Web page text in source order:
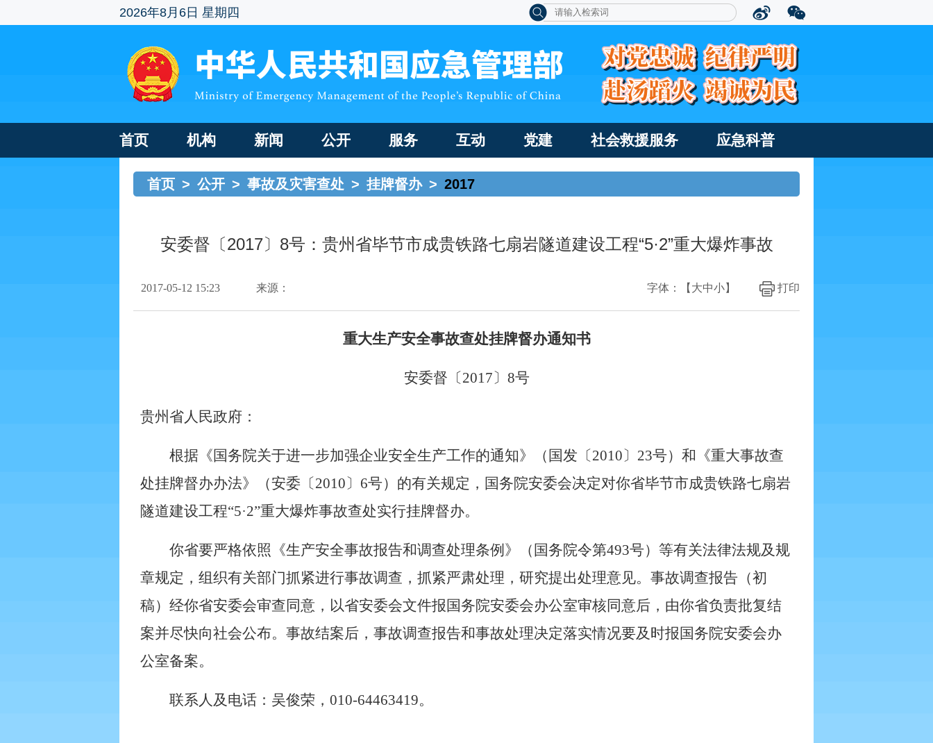
2026年8月6日 星期四
首页 机构 新闻 公开 服务 互动 党建 社会救援服务 应急科普
首页 > 公开 > 事故及灾害查处 > 挂牌督办 > 2017
安委督〔2017〕8号：贵州省毕节市成贵铁路七扇岩隧道建设工程“5·2”重大爆炸事故
2017-05-12 15:23 来源： 打印
字体：【 大中小】
重大生产安全事故查处挂牌督办通知书
安委督〔2017〕 8号
贵州省人民政府：
根据《国务院关于进一步加强企业安全生产工作的通知》（国发〔2010〕 23号）和《重大事故查
处挂牌督办办法》（安委〔2010〕 6号）的有关规定，国务院安委会决定对你省毕节市成贵铁路七扇岩
隧道建设工程“5·2”重大爆炸事故查处实行挂牌督办。
你省要严格依照《生产安全事故报告和调查处理条例》（国务院令第493号）等有关法律法规及规
章规定，组织有关部门抓紧进行事故调查，抓紧严肃处理，研究提出处理意见。事故调查报告（初
稿）经你省安委会审查同意，以省安委会文件报国务院安委会办公室审核同意后，由你省负责批复结
案并尽快向社会公布。事故结案后，事故调查报告和事故处理决定落实情况要及时报国务院安委会办
公室备案。
联系人及电话：吴俊荣，010-64463419。